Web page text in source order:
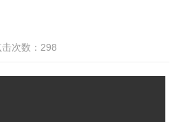
次数：298